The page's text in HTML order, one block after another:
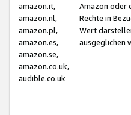
amazon.it,
amazon.nl,
amazon.pl,
amazon.es,
amazon.se,
amazon.co.uk,
audible.co.uk
Amazon oder
Rechte in
Wert
ausgeglichen